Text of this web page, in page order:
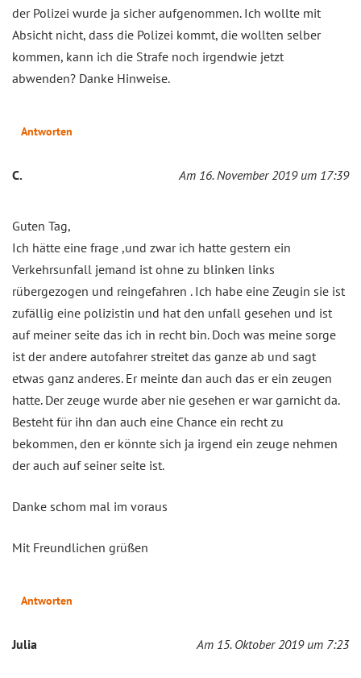
der Polizei wurde ja sicher aufgenommen. Ich wollte mit
Absicht nicht, dass die Polizei kommt, die wollten selber
kommen, kann ich die Strafe noch irgendwie jetzt
abwenden? Danke Hinweise.
Antworten
C. Am 16. November 2019 um 17:39
Guten Tag,
Ich hätte eine frage ,und zwar ich hatte gestern ein
Verkehrsunfall jemand ist ohne zu blinken links
rübergezogen und reingefahren . Ich habe eine Zeugin sie ist
zufällig eine polizistin und hat den unfall gesehen und ist
auf meiner seite das ich in recht bin. Doch was meine sorge
ist der andere autofahrer streitet das ganze ab und sagt
etwas ganz anderes. Er meinte dan auch das er ein zeugen
hatte. Der zeuge wurde aber nie gesehen er war garnicht da.
Besteht für ihn dan auch eine Chance ein recht zu
bekommen, den er könnte sich ja irgend ein zeuge nehmen
der auch auf seiner seite ist.
Danke schom mal im voraus
Mit Freundlichen grüßen
Antworten
Julia Am 15. Oktober 2019 um 7:23